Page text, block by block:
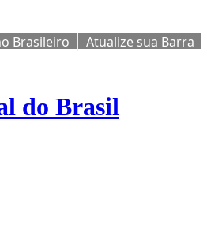
Brasileiro
Atualize sua Barra
do Brasil